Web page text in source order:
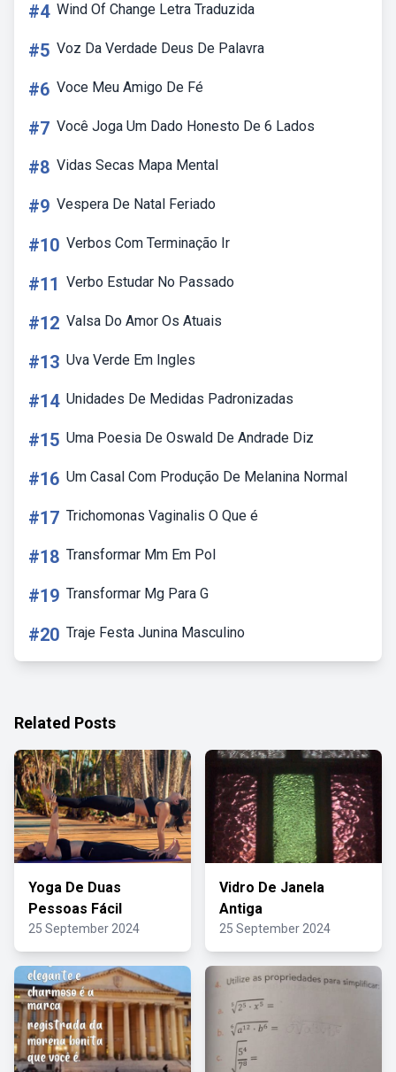
#4 Wind Of Change Letra Traduzida
#5 Voz Da Verdade Deus De Palavra
#6 Voce Meu Amigo De Fé
#7 Você Joga Um Dado Honesto De 6 Lados
#8 Vidas Secas Mapa Mental
#9 Vespera De Natal Feriado
#10 Verbos Com Terminação Ir
#11 Verbo Estudar No Passado
#12 Valsa Do Amor Os Atuais
#13 Uva Verde Em Ingles
#14 Unidades De Medidas Padronizadas
#15 Uma Poesia De Oswald De Andrade Diz
#16 Um Casal Com Produção De Melanina Normal
#17 Trichomonas Vaginalis O Que é
#18 Transformar Mm Em Pol
#19 Transformar Mg Para G
#20 Traje Festa Junina Masculino
Related Posts
Yoga De Duas
Pessoas Fácil
25 September 2024
Vidro De Janela
Antiga
25 September 2024